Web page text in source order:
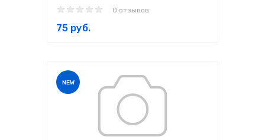
0 отзывов
75 руб.
NEW